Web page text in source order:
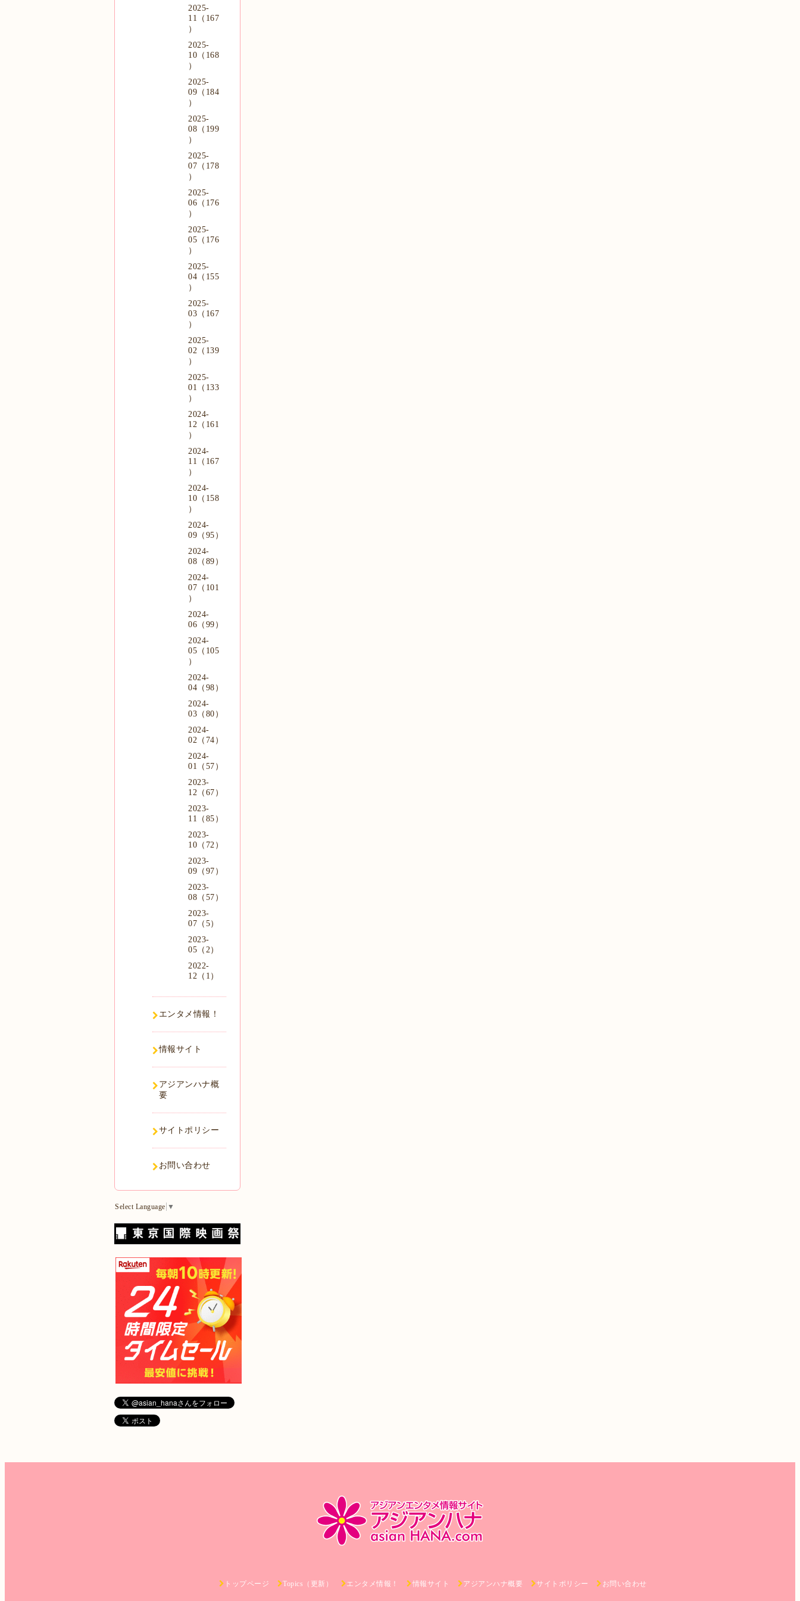
2025-
11（167
）
2025-
10（168
）
2025-
09（184
）
2025-
08（199
）
2025-
07（178
）
2025-
06（176
）
2025-
05（176
）
2025-
04（155
）
2025-
03（167
）
2025-
02（139
）
2025-
01（133
）
2024-
12（161
）
2024-
11（167
）
2024-
10（158
）
2024-
09（95）
2024-
08（89）
2024-
07（101
）
2024-
06（99）
2024-
05（105
）
2024-
04（98）
2024-
03（80）
2024-
02（74）
2024-
01（57）
2023-
12（67）
2023-
11（85）
2023-
10（72）
2023-
09（97）
2023-
08（57）
2023-
07（5）
2023-
05（2）
2022-
12（1）
エンタメ情報！
情報サイト
アジアンハナ概
要
サイトポリシー
お問い合わせ
Select Language ▼
トップページ Topics（更新） エンタメ情報！ 情報サイト アジアンハナ概要 サイトポリシー お問い合わせ